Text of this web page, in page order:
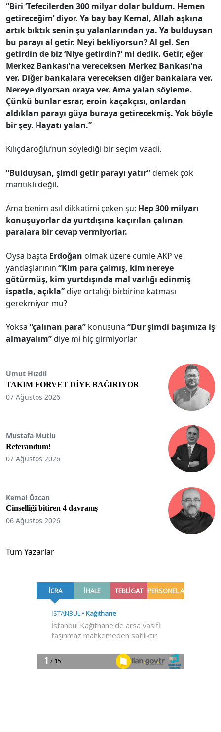
“Biri ‘Tefecilerden 300 milyar dolar buldum. Hemen
getireceğim’ diyor. Ya bay bay Kemal, Allah aşkına
artık bıktık senin şu yalanlarından ya. Ya bulduysan
bu parayı al getir. Neyi bekliyorsun? Al gel. Sen
getirdin de biz ‘Niye getirdin?’ mi dedik. Getir, eğer
Merkez Bankası’na vereceksen Merkez Bankası’na
ver. Diğer bankalara vereceksen diğer bankalara ver.
Nereye diyorsan oraya ver. Ama yalan söyleme.
Çünkü bunlar esrar, eroin kaçakçısı, onlardan
aldıkları parayı güya buraya getirecekmiş. Yok böyle
bir şey. Hayatı yalan.”
Kılıçdaroğlu’nun söylediği bir seçim vaadi.
“Bulduysan, şimdi getir parayı yatır”demek çok
mantıklı değil.
Ama benim asıl dikkatimi çeken şu: Hep 300 milyarı
konuşuyorlar da yurtdışına kaçırılan çalınan
paralara bir cevap vermiyorlar.
Oysa başta Erdoğan olmak üzere cümle AKP ve
yandaşlarının “Kim para çalmış, kim nereye
götürmüş, kim yurtdışında mal varlığı edinmiş
ispatla, açıkla”diye ortalığı birbirine katması
gerekmiyor mu?
Yoksa “çalınan para” konusuna “Dur şimdi başımıza iş
almayalım”diye mi hiç girmiyorlar
Umut Hızdil
TAKIM FORVET DİYE BAĞIRIYOR
07 Ağustos 2026
Mustafa Mutlu
Referandum!
07 Ağustos 2026
Kemal Özcan
Cinselliği bitiren 4 davranış
06 Ağustos 2026
Tüm Yazarlar